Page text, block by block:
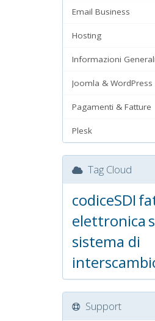
Email Business
Hosting
Informazioni Generali
Joomla & WordPress
Pagamenti & Fatture
Plesk
Tag Cloud
codiceSDI
elettronica
sistema di
Support